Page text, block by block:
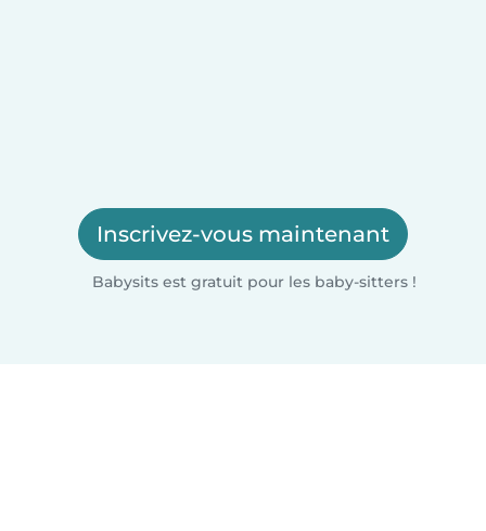
Inscrivez-vous maintenant
Babysits est gratuit pour les baby-sitters !